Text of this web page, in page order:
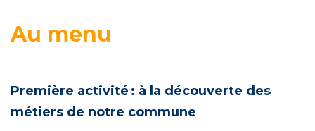
Au menu
Première activité : à la découverte des
métiers de notre commune